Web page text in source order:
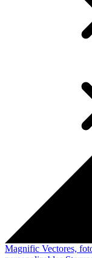
Magnific Vectores,